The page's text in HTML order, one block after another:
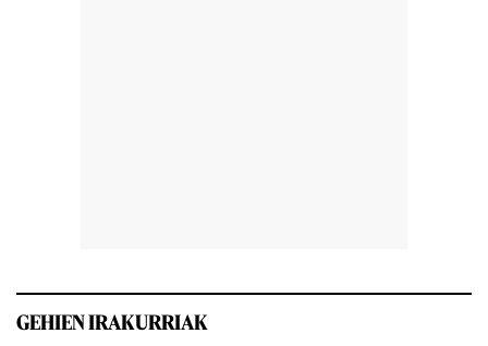
GEHIEN IRAKURRIAK